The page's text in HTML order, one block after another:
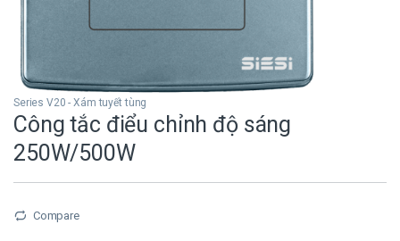
Series V20 - Xám tuyết tùng
Công tắc điểu chỉnh độ sáng
250W/500W
Compare